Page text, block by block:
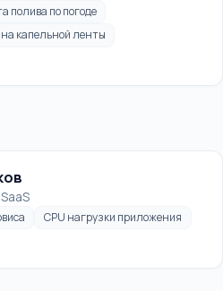
полива по погоде
капельной ленты
CPU нагрузки приложения